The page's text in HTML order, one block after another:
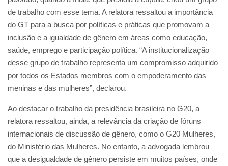
de trabalho com esse tema. A relatora ressaltou a importância
do GT para a busca por políticas e práticas que promovam a
inclusão e a igualdade de gênero em áreas como educação,
saúde, emprego e participação política. “A institucionalização
desse grupo de trabalho representa um compromisso adquirido
por todos os Estados membros com o empoderamento das
meninas e das mulheres”, declarou.
Ao destacar o trabalho da presidência brasileira no G20, a
relatora ressaltou, ainda, a relevância da criação de fóruns
internacionais de discussão de gênero, como o G20 Mulheres,
do Ministério das Mulheres. No entanto, a advogada lembrou
que a desigualdade de gênero persiste em muitos países, onde